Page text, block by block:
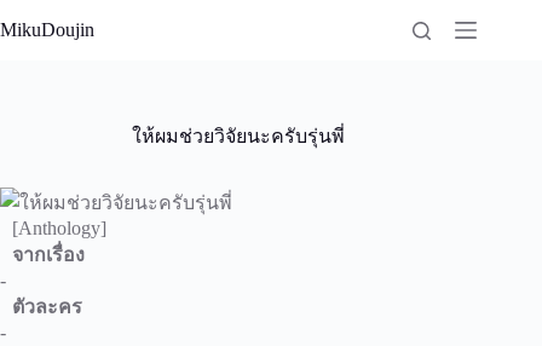
to
MikuDoujin
ให้ผมช่วยวิจัยนะครับรุ่นพี่
[Anthology]
จากเรื่อง
-
ตัวละคร
-